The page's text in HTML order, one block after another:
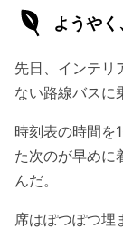
ようや
先日、インテリ
ない路線バスに
時刻表の時間を
た次のが早めに
んだ。
席はぽつぽつ埋